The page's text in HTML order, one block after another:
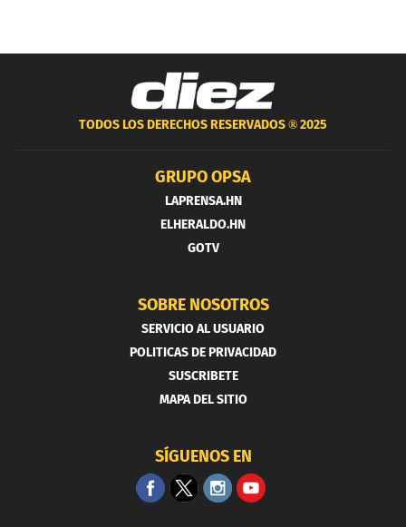
TODOS LOS DERECHOS RESERVADOS ®2025
GRUPO OPSA
LAPRENSA.HN
ELHERALDO.HN
GOTV
SOBRE NOSOTROS
SERVICIO AL USUARIO
POLITICAS DE PRIVACIDAD
SUSCRIBETE
MAPA DEL SITIO
SÍGUENOS EN